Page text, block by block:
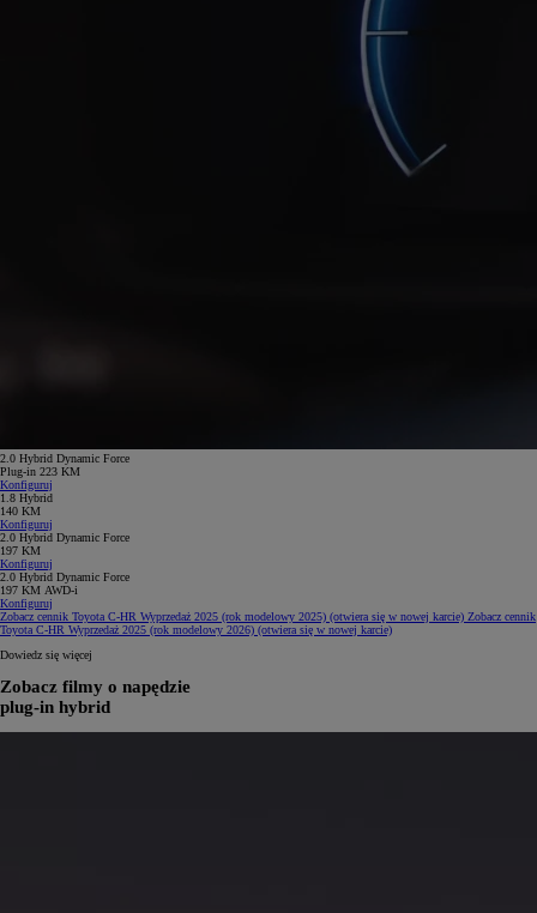
2.0 Hybrid Dynamic Force
Plug-in 223 KM
Konfiguruj
1.8 Hybrid
140 KM
Konfiguruj
2.0 Hybrid Dynamic Force
197 KM
Konfiguruj
2.0 Hybrid Dynamic Force
197 KM AWD-i
Konfiguruj
Zobacz cennik Toyota C-HR Wyprzedaż 2025 (rok modelowy 2025) (otwiera się w nowej karcie) Zobacz cennik
Toyota C-HR Wyprzedaż 2025 (rok modelowy 2026) (otwiera się w nowej karcie)
Dowiedz się więcej
Zobacz filmy o napędzie
plug-in hybrid